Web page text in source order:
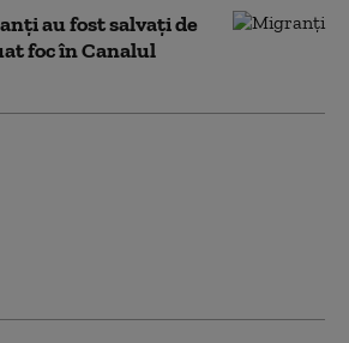
au fost salvați de
foc în Canalul